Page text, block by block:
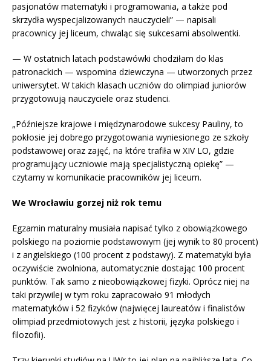
pasjonatów matematyki i programowania, a także pod
skrzydła wyspecjalizowanych nauczycieli” — napisali
pracownicy jej liceum, chwaląc się sukcesami absolwentki.
— W ostatnich latach podstawówki chodziłam do klas
patronackich — wspomina dziewczyna — utworzonych przez
uniwersytet. W takich klasach uczniów do olimpiad juniorów
przygotowują nauczyciele oraz studenci.
„Późniejsze krajowe i międzynarodowe sukcesy Pauliny, to
pokłosie jej dobrego przygotowania wyniesionego ze szkoły
podstawowej oraz zajęć, na które trafiła w XIV LO, gdzie
programujący uczniowie mają specjalistyczną opiekę” —
czytamy w komunikacie pracowników jej liceum.
We Wrocławiu gorzej niż rok temu
Egzamin maturalny musiała napisać tylko z obowiązkowego
polskiego na poziomie podstawowym (jej wynik to 80 procent)
i z angielskiego (100 procent z podstawy). Z matematyki była
oczywiście zwolniona, automatycznie dostając 100 procent
punktów. Tak samo z nieobowiązkowej fizyki. Oprócz niej na
taki przywilej w tym roku zapracowało 91 młodych
matematyków i 52 fizyków (najwięcej laureatów i finalistów
olimpiad przedmiotowych jest z historii, języka polskiego i
filozofii).